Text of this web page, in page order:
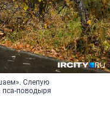
Слепую
пса-поводыря